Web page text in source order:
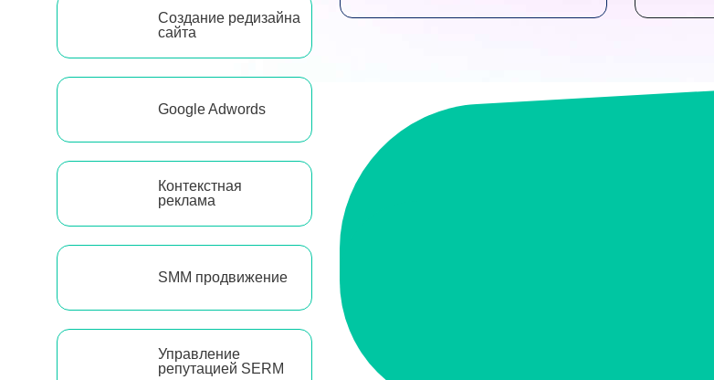
Создание редизайна
сайта
Google Adwords
Контекстная
реклама
SMM продвижение
Управление
репутацией SERM